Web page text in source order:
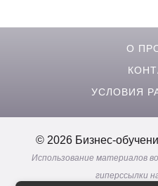
О
УСЛОВИЯ
© 2026 Бизнес-
Использование материалов
гиперссылки